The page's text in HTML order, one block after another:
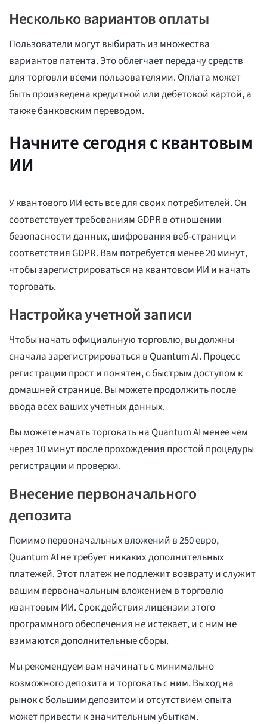
Несколько вариантов оплаты
Пользователи могут выбирать из множества
вариантов патента. Это облегчает передачу средств
для торговли всеми пользователями. Оплата может
быть произведена кредитной или дебетовой картой, а
также банковским переводом.
Начните сегодня с квантовым
ИИ
У квантового ИИ есть все для своих потребителей. Он
соответствует требованиям GDPR в отношении
безопасности данных, шифрования веб-страниц и
соответствия GDPR. Вам потребуется менее 20 минут,
чтобы зарегистрироваться на квантовом ИИ и начать
торговать.
Настройка учетной записи
Чтобы начать официальную торговлю, вы должны
сначала зарегистрироваться в Quantum AI. Процесс
регистрации прост и понятен, с быстрым доступом к
домашней странице. Вы можете продолжить после
ввода всех ваших учетных данных.
Вы можете начать торговать на Quantum AI менее чем
через 10 минут после прохождения простой процедуры
регистрации и проверки.
Внесение первоначального
депозита
Помимо первоначальных вложений в 250 евро,
Quantum AI не требует никаких дополнительных
платежей. Этот платеж не подлежит возврату и служит
вашим первоначальным вложением в торговлю
квантовым ИИ. Срок действия лицензии этого
программного обеспечения не истекает, и с ним не
взимаются дополнительные сборы.
Мы рекомендуем вам начинать с минимально
возможного депозита и торговать с ним. Выход на
рынок с большим депозитом и отсутствием опыта
может привести к значительным убыткам.